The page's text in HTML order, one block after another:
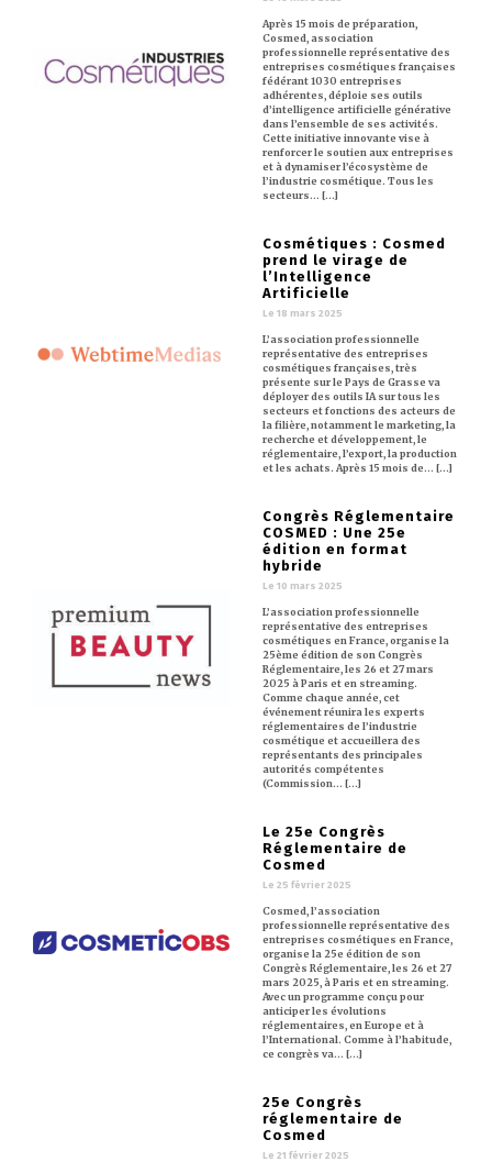
Après 15 mois de préparation,
Cosmed, association
professionnelle représentative des
entreprises cosmétiques françaises
fédérant 1030 entreprises
adhérentes, déploie ses outils
d’intelligence artificielle générative
dans l’ensemble de ses activités.
Cette initiative innovante vise à
renforcer le soutien aux entreprises
et à dynamiser l’écosystème de
l’industrie cosmétique. Tous les
secteurs… [...]
Cosmétiques : Cosmed
prend le virage de
l’Intelligence
Artificielle
Le 18 mars 2025
L’association professionnelle
représentative des entreprises
cosmétiques françaises, très
présente sur le Pays de Grasse va
déployer des outils IA sur tous les
secteurs et fonctions des acteurs de
la filière, notamment le marketing, la
recherche et développement, le
réglementaire, l’export, la production
et les achats. Après 15 mois de… [...]
Congrès Réglementaire
COSMED : Une 25e
édition en format
hybride
Le 10 mars 2025
L’association professionnelle
représentative des entreprises
cosmétiques en France, organise la
25ème édition de son Congrès
Réglementaire, les 26 et 27 mars
2025 à Paris et en streaming.
Comme chaque année, cet
événement réunira les experts
réglementaires de l’industrie
cosmétique et accueillera des
représentants des principales
autorités compétentes
(Commission… [...]
Le 25e Congrès
Réglementaire de
Cosmed
Le 25 février 2025
Cosmed, l’association
professionnelle représentative des
entreprises cosmétiques en France,
organise la 25e édition de son
Congrès Réglementaire, les 26 et 27
mars 2025, à Paris et en streaming.
Avec un programme conçu pour
anticiper les évolutions
réglementaires, en Europe et à
l’International. Comme à l’habitude,
ce congrès va… [...]
25e Congrès
réglementaire de
Cosmed
Le 21 février 2025